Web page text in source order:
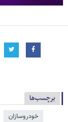
برچسب‌ها
خودروسازان